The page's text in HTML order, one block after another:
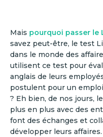
Mais pourquoi passer le
savez peut-être, le test
dans le monde des
utilisent ce test pour
anglais de leurs
postulent pour un
? Eh bien, de nos jours,
plus en plus avec des
font des échanges et
développer leurs affaires.